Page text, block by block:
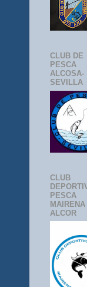
CLUB DE
PESCA
ALCOSA-
SEVILLA
CLUB
PESCA
ALCOR